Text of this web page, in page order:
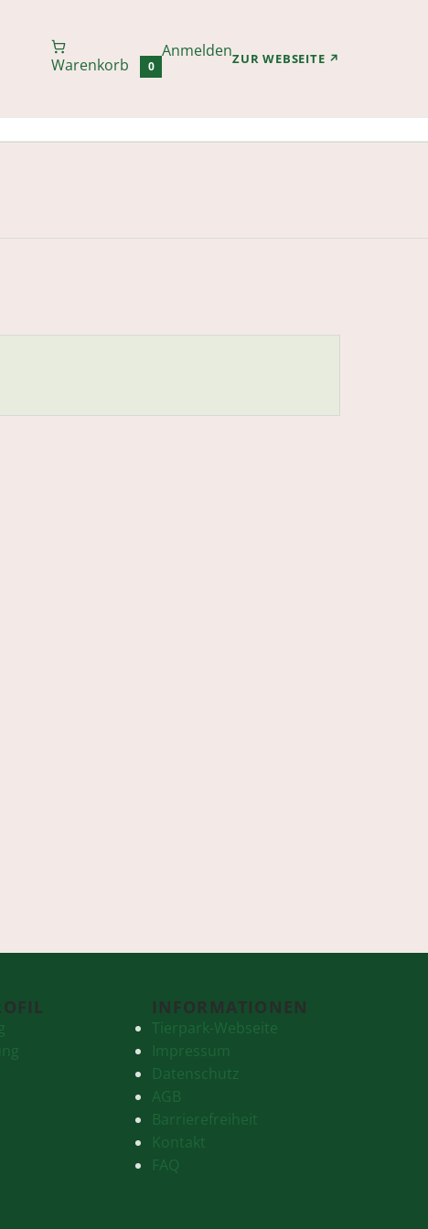
Warenkorb 0
AnmeldenZUR WEBSEITE ↗
INFORMATIONEN
Tierpark-Webseite
Impressum
Datenschutz
AGB
Barrierefreiheit
Kontakt
FAQ